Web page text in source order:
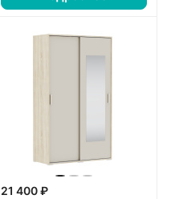
21 400 ₽